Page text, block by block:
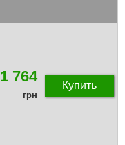
1 764
грн
Купить